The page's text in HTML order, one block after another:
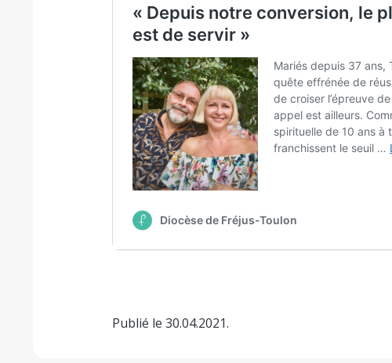
Publié le 30.04.2021.